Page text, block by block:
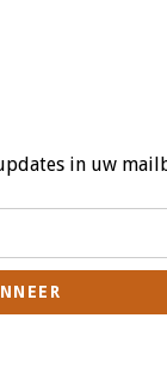
in uw